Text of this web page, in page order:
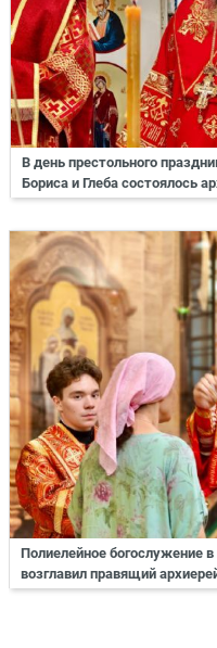
В день престольного
Бориса и Глеба состоялось
Полиелейное богослужение
возглавил правящий